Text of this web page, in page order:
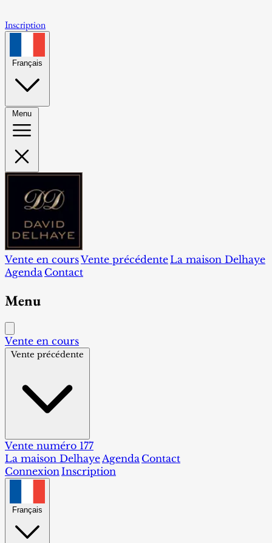
Inscription
Français
Menu
Vente en coursVente précédente La maison Delhaye
Agenda Contact
Menu
Vente en cours
Vente précédente
Vente numéro 177
La maison DelhayeAgenda Contact
ConnexionInscription
Français